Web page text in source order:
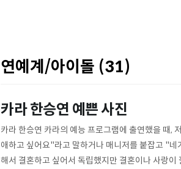
연예계/아이돌 (31)
카라 한승연 예쁜 사진
카라 한승연 카라의 예능 프로그램에 출연했을 때,
애하고 싶어요"라고 말하거나 매니저를 붙잡고 "
해서 결혼하고 싶어서 독립했지만 결혼이나 사랑